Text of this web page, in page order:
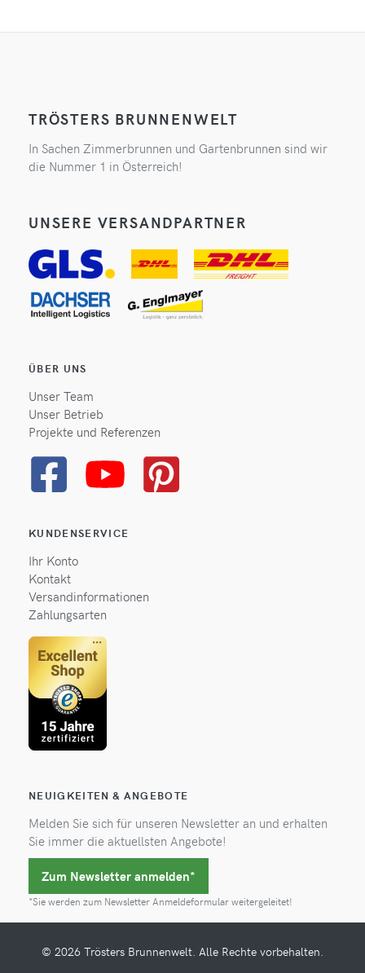
TRÖSTERS BRUNNENWELT
In Sachen Zimmerbrunnen und Gartenbrunnen sind wir
die Nummer 1 in Österreich!
UNSERE VERSANDPARTNER
ÜBER UNS
Unser Team
Unser Betrieb
Projekte und Referenzen
KUNDENSERVICE
Ihr Konto
Kontakt
Versandinformationen
Zahlungsarten
NEUIGKEITEN & ANGEBOTE
Melden Sie sich für unseren Newsletter an und erhalten
Sie immer die aktuellsten Angebote!
Zum Newsletter anmelden*
*Sie werden zum Newsletter Anmeldeformular weitergeleitet!
© 2026 Trösters Brunnenwelt. Alle Rechte vorbehalten.